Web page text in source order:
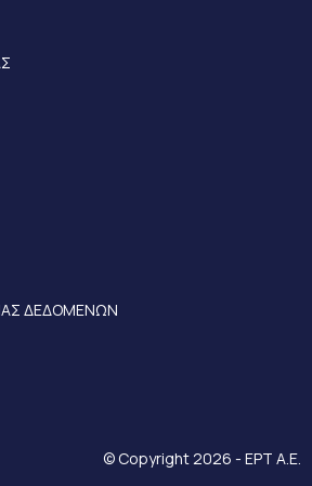
ΔΕΔΟΜΕΝΩΝ
© Copyright 2026 - ΕΡΤ Α.Ε.